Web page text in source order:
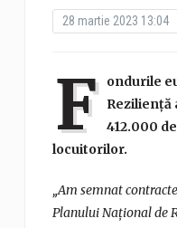
28 martie 2023 13:04
F
ondurile
Reziliență
412.000
locuitorilor.
„Am semnat
Planului Național de